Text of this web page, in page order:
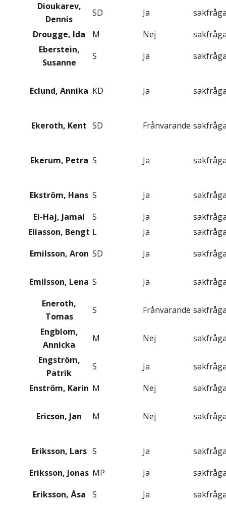
Dioukarev,
Dennis
SD Ja
Drougge, Ida
M Nej
Eberstein,
Susanne
S Ja
Eclund, Annika KD Ja
Ekeroth, Kent SD Frånvarande
Ekerum, Petra S Ja
Ekström, Hans S Ja
El-Haj, Jamal
S Ja
Eliasson, Bengt L Ja
Emilsson, Aron SD Ja
Emilsson, Lena S Ja
Eneroth,
Tomas
S Frånvarande
Engblom,
Annicka
M Nej
Engström,
Patrik
S Ja
Enström, Karin M Nej
Ericson, Jan M Nej
Eriksson, Lars S Ja
Eriksson, Jonas MP Ja
Eriksson, Åsa
S Ja